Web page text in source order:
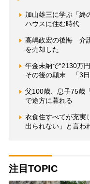
加山雄三に学ぶ「
ハウスに住む時代
高嶋政宏の後悔 介
を売却した
年金未納で“2130万
その後の顛末 「3日
父100歳、息子75歳
で途方に暮れる
衣食住すべてが充
出られない」と言わ
注目TOPIC